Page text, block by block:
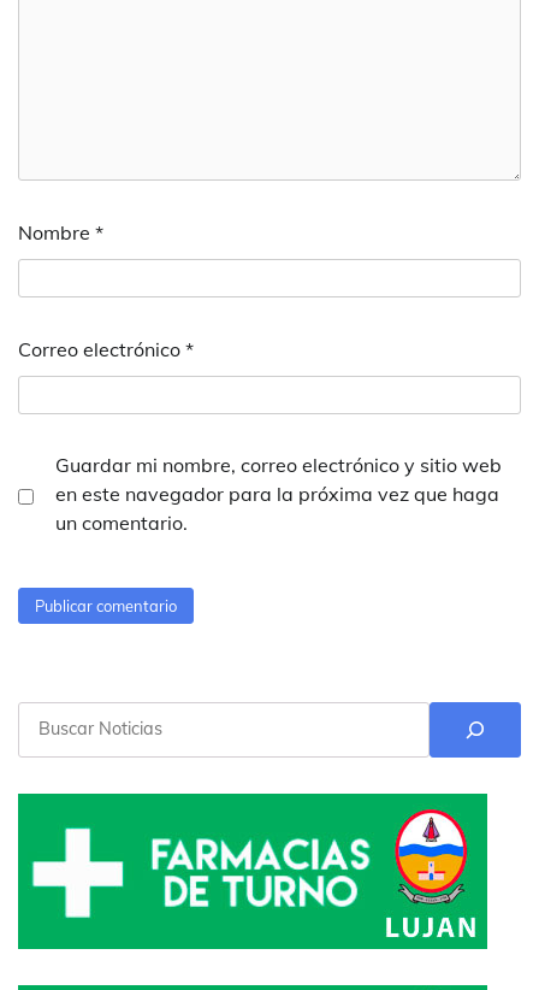
Nombre *
Correo electrónico *
Guardar mi nombre, correo electrónico y sitio web
en este navegador para la próxima vez que haga
un comentario.